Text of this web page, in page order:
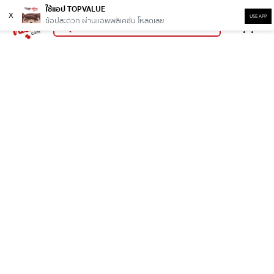
x
ใช้แอป TOPVALUE
ช้อปสะดวก ผ่านแอพพลิเคชั่น โหลดเลย
USE APP